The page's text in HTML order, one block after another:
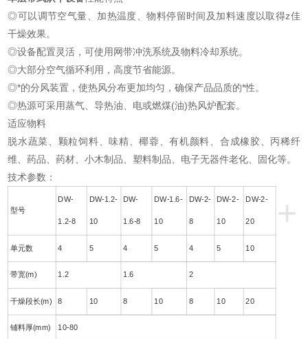
◎可以调节空气量、加热温度、物料停留时间及加料速度以取得z佳
干燥效果。
◎设备配置灵活，可使用网带冲洗系统及物料冷却系统。
◎大部分空气循环利用，高度节省能源。
◎*的分风装置，使热风分布更加均匀，确保产品品质的*性。
◎热源可采用蒸气、导热油、电或燃煤(油)热风炉配套。
适应物料
脱水蔬菜、颗粒饲料、味精、椰蓉、有机颜料、合成橡胶、丙稀纤
维、药品、药材、小木制品、塑料制品、电子无器件老化、固化等。
技术参数：
+
型号
DW-
1.2-8
DW-1.2-
10
DW-
1.6-8
DW-1.6-
10
DW-2-
8
DW-2-
10
DW-2-
20
单元数 4 5 4 5 4 5 10
带宽(m) 1.2 1.6 2
干燥段长(m) 8 10 8 10 8 10 20
铺料厚(mm) 10-80